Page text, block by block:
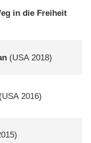
in die Freiheit
(USA 2018)
(USA2016)